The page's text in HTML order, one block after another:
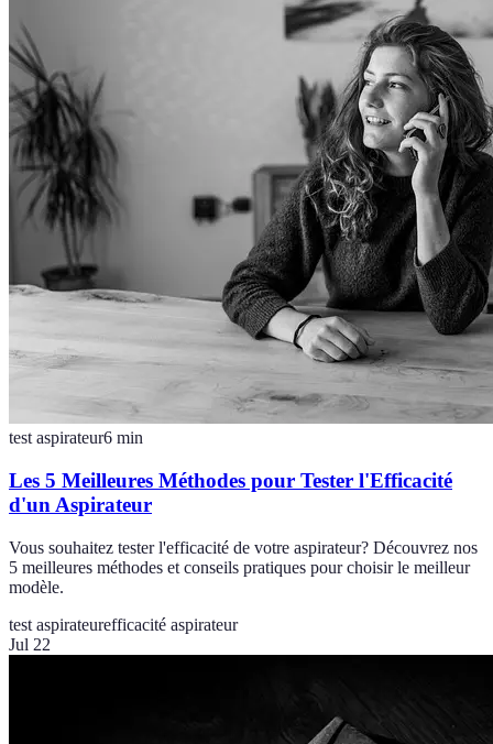
test aspirateur6 min
Les 5 Meilleures Méthodes pour Tester l'Efficacité
d'un Aspirateur
Vous souhaitez tester l'efficacité de votre aspirateur? Découvrez nos
5 meilleures méthodes et conseils pratiques pour choisir le meilleur
modèle.
test aspirateurefficacité aspirateur
Jul 22